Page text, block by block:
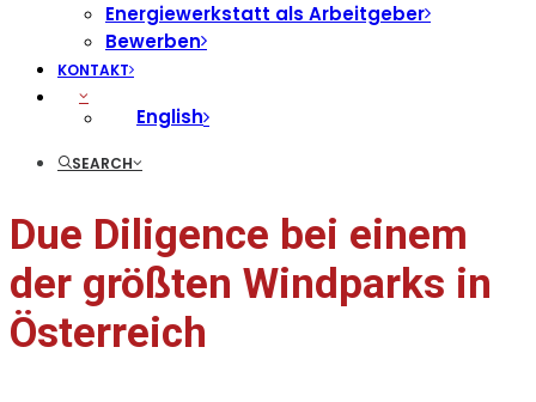
Energiewerkstatt als Arbeitgeber
Bewerben
KONTAKT
English
SEARCH
Due Diligence bei einem
der größten Windparks in
Österreich